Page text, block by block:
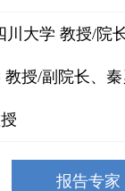
川大学 教授/院
授/副院长、
报告专家